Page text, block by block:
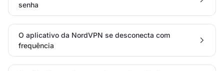
senha
O aplicativo da NordVPN se desconecta com
frequência